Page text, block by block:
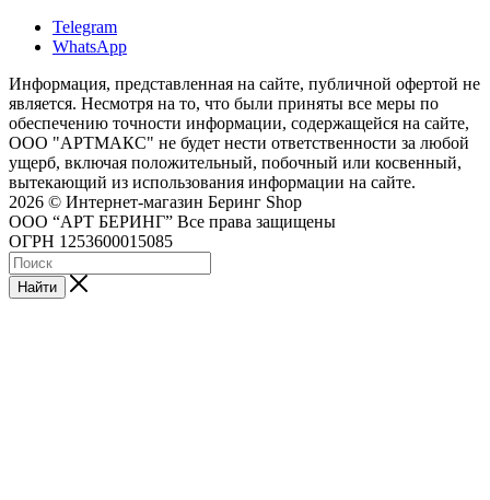
Telegram
WhatsApp
Информация, представленная на сайте, публичной офертой не
является. Несмотря на то, что были приняты все меры по
обеспечению точности информации, содержащейся на сайте,
ООО "АРТМАКС" не будет нести ответственности за любой
ущерб, включая положительный, побочный или косвенный,
вытекающий из использования информации на сайте.
2026 © Интернет-магазин Беринг Shop
ООО “АРТ БЕРИНГ” Все права защищены
ОГРН 1253600015085
Найти